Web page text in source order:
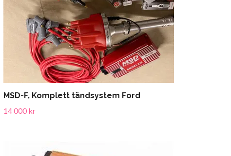
MSD-F, Komplett tändsystem Ford
14 000 kr